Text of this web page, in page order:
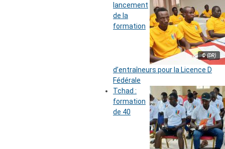
© (DR)
lancement
de la
formation
d’entraîneurs pour la Licence D
Fédérale
Tchad :
formation
de 40